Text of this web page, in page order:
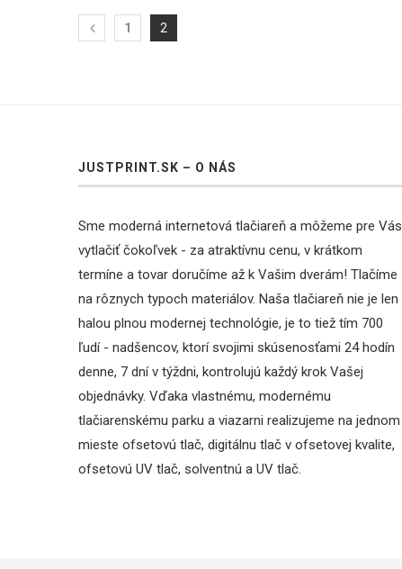
1 2
JUSTPRINT.SK – O NÁS
Sme moderná internetová tlačiareň a môžeme pre Vás
vytlačiť čokoľvek - za atraktívnu cenu, v krátkom
termíne a tovar doručíme až k Vašim dverám! Tlačíme
na rôznych typoch materiálov. Naša tlačiareň nie je len
halou plnou modernej technológie, je to tiež tím 700
ľudí - nadšencov, ktorí svojimi skúsenosťami 24 hodín
denne, 7 dní v týždni, kontrolujú každý krok Vašej
objednávky. Vďaka vlastnému, modernému
tlačiarenskému parku a viazarni realizujeme na jednom
mieste ofsetovú tlač, digitálnu tlač v ofsetovej kvalite,
ofsetovú UV tlač, solventnú a UV tlač.